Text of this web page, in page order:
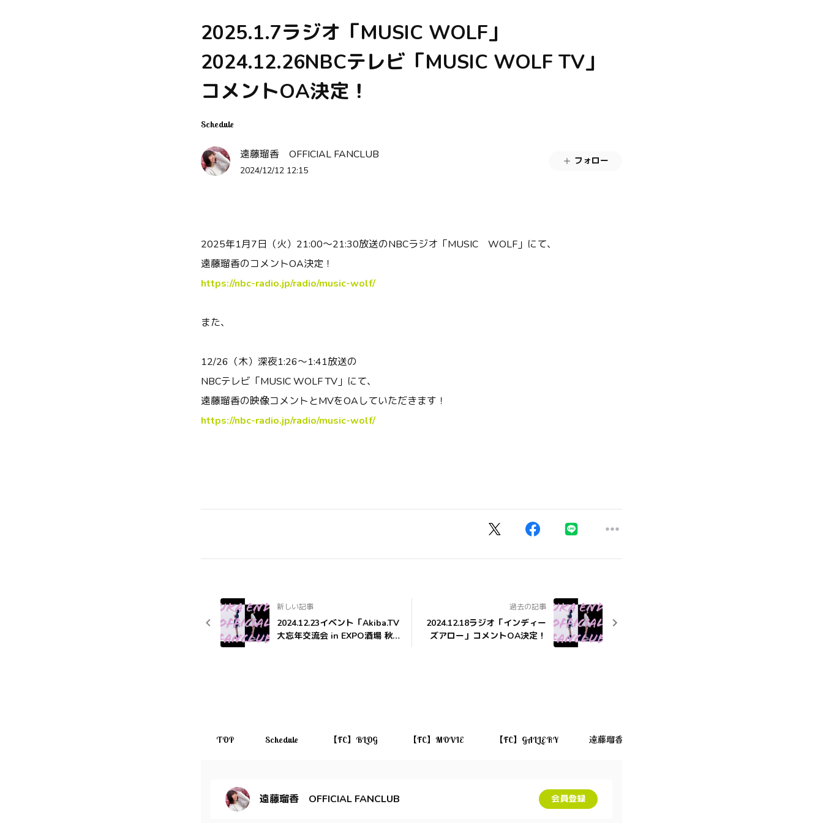
2025.1.7ラジオ「MUSIC WOLF」
2024.12.26NBCテレビ「MUSIC WOLF TV」
コメントOA決定！
Schedule
遠藤瑠香 OFFICIAL FANCLUB
2024/12/12 12:15
フォロー
2025年1月7日（火）21:00～21:30放送のNBCラジオ「MUSIC WOLF」にて、
遠藤瑠香のコメントOA決定！
https://nbc-radio.jp/radio/music-wolf/
また、
12/26（木）深夜1:26～1:41放送の
NBCテレビ「MUSIC WOLF TV」にて、
遠藤瑠香の映像コメントとMVをOAしていただきます！
https://nbc-radio.jp/radio/music-wolf/
新しい記事
2024.12.23イベント「Akiba.TV
大忘年交流会 in EXPO酒場 秋葉
過去の記事
2024.12.18ラジオ「インディー
ズアロー」コメントOA決定！
TOP Schedule 【FC】BLOG 【FC】MOVIE 【FC】GALLERY 遠藤瑠香のお店
遠藤瑠香 OFFICIAL FANCLUB 会員登録